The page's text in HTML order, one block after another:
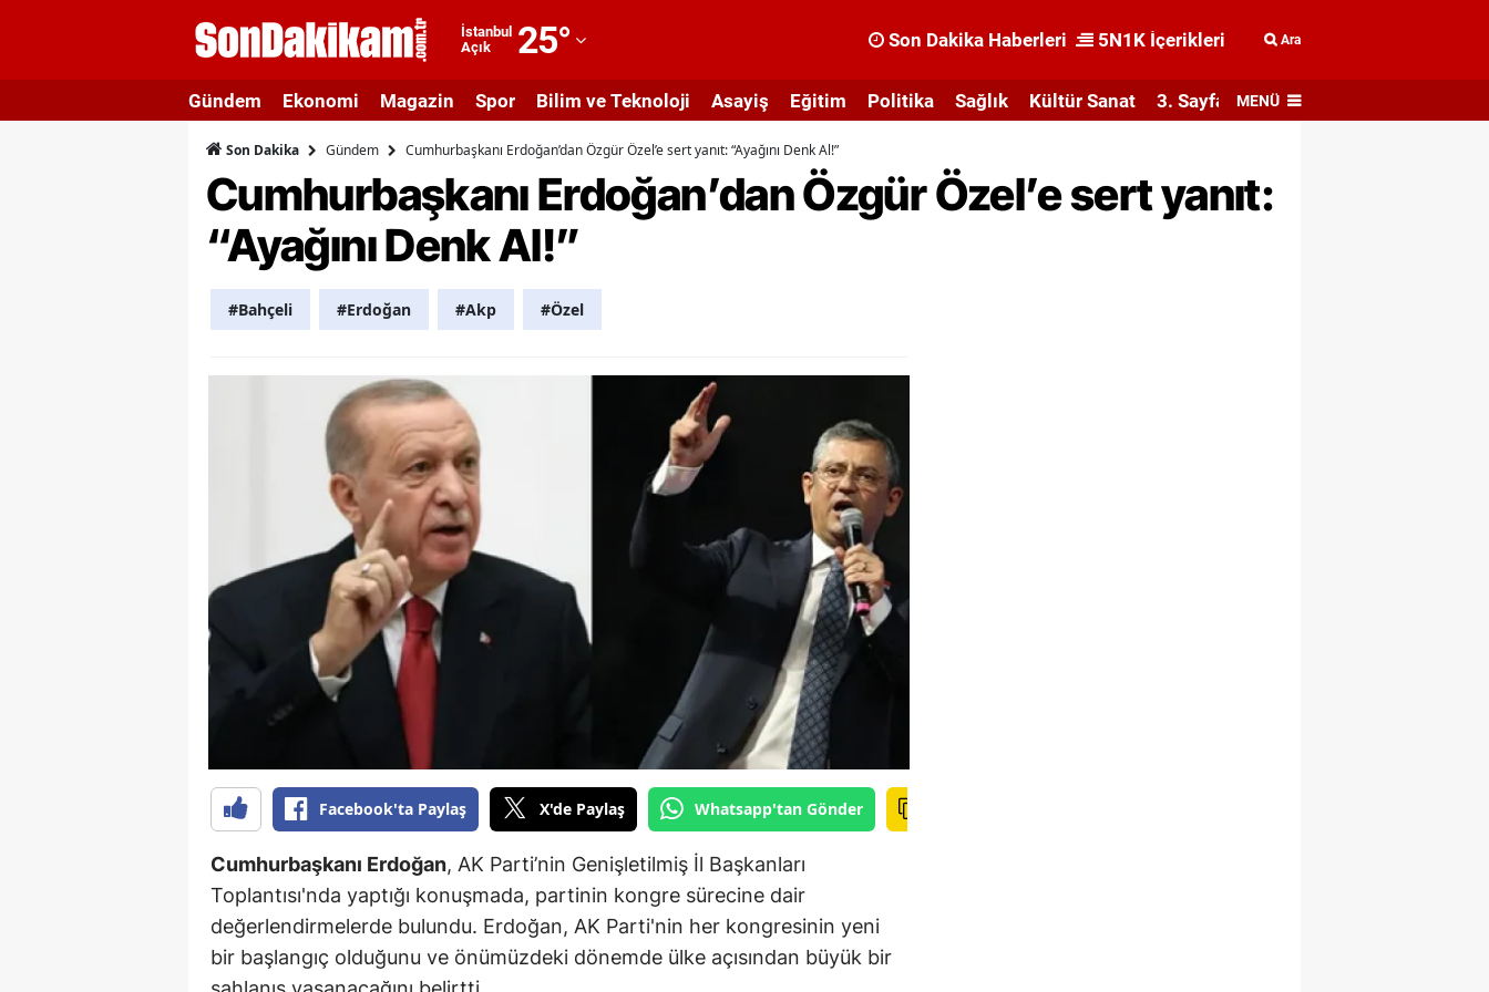
İstanbul
Açık
25°
Adıyaman
Afyonkarahisar
Ağrı
Amasya
Ankara
Bingöl
Çanakkale
Çankırı
Çorum
Denizli
Son Dakika Haberleri 5N1K İçerikleri Ara
Gündem Ekonomi Magazin Spor Bilim ve Teknoloji Asayiş Eğitim Politika Sağlık Kültür Sanat 3. Sayfa MENÜ
Son Dakika Gündem Cumhurbaşkanı Erdoğan’dan Özgür Özel’e sert yanıt: “Ayağını Denk Al!”
Cumhurbaşkanı Erdoğan’dan Özgür Özel’e sert yanıt:
“Ayağını Denk Al!”
#Bahçeli #Erdoğan #Akp #Özel
Facebook'ta Paylaş X'de Paylaş Whatsapp'tan Gönder
Cumhurbaşkanı Erdoğan, AK Parti’nin Genişletilmiş İl Başkanları
Toplantısı'nda yaptığı konuşmada, partinin kongre sürecine dair
değerlendirmelerde bulundu. Erdoğan, AK Parti'nin her kongresinin yeni
bir başlangıç olduğunu ve önümüzdeki dönemde ülke açısından büyük bir